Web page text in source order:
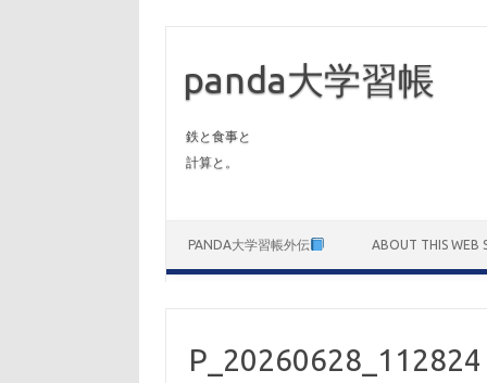
panda大学習帳
鉄と食事と
計算と。
PANDA大学習帳外伝 ABOUT THIS WEB
P_20260628_112824